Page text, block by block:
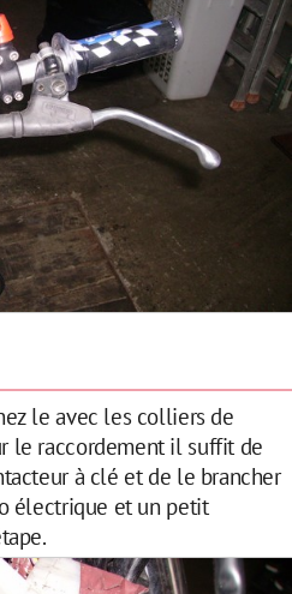
le avec les colliers de
le raccordement il suffit de
à clé et de le brancher
électrique et un petit